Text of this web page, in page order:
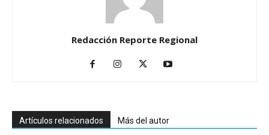
Redacción Reporte Regional
Artículos relacionados Más del autor